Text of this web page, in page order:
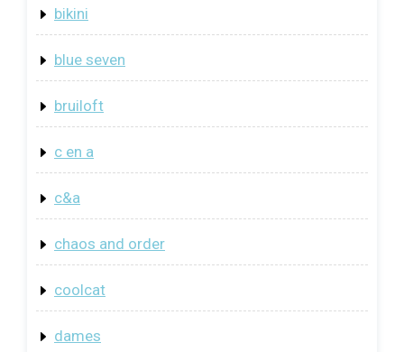
bikini
blue seven
bruiloft
c en a
c&a
chaos and order
coolcat
dames